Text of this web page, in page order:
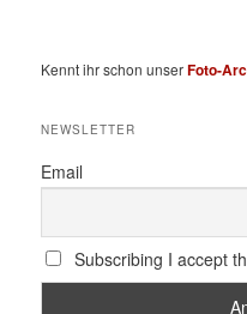
Kennt ihr schon unserFoto-
NEWSLETTER
Email
Subscribing I accept